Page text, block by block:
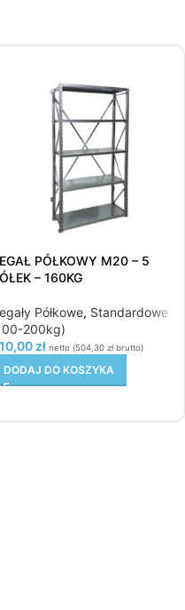
PÓŁKOWY M20 – 5
– 160KG
Półkowe, Standardowe
200kg)
zł netto (504,30 zł brutto)
DODAJ DO KOSZYKA